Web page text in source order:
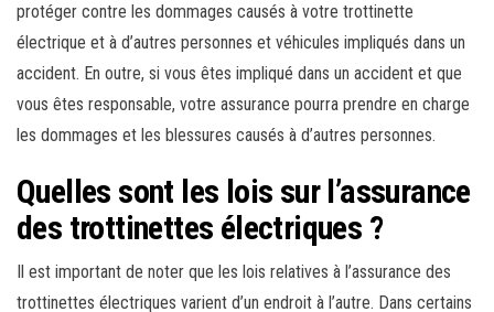
protéger contre les dommages causés à votre trottinette
électrique et à d’autres personnes et véhicules impliqués dans un
accident. En outre, si vous êtes impliqué dans un accident et que
vous êtes responsable, votre assurance pourra prendre en charge
les dommages et les blessures causés à d’autres personnes.
Quelles sont les lois sur l’assurance
des trottinettes électriques ?
Il est important de noter que les lois relatives à l’assurance des
trottinettes électriques varient d’un endroit à l’autre. Dans certains